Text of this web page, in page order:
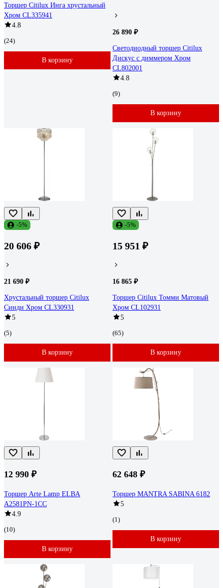
Торшер Citilux Инга хрустальный
Хром CL335941
4.8
(24)
В корзину
26 890 ₽
Светодиодный торшер Citilux
Дискус с диммером Хром
CL802001
4.8
(9)
В корзину
-5%
20 606 ₽
21 690 ₽
Хрустальный торшер Citilux
Синди Хром CL330931
5
(5)
В корзину
-5%
15 951 ₽
16 865 ₽
Торшер Citilux Томми Матовый
Хром CL102931
5
(65)
В корзину
12 990 ₽
Торшер Arte Lamp ELBA
A2581PN-1CC
4.9
(10)
В корзину
62 648 ₽
Торшер MANTRA SABINA 6182
5
(1)
В корзину